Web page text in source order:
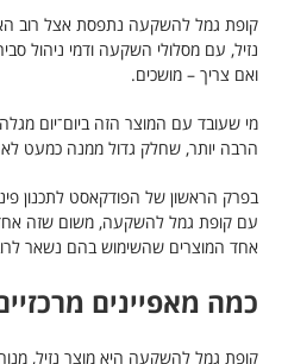
קופת גמל להשקעה נתפסת אצל רוב
נזיל, עם מסלולי השקעה ודמי ניהול
ואם צריך – מושכים.
מי שעובד עם המוצר הזה ביום־יום
הרבה יותר, שחלק גדול ממנה כמעט לא
בפרק הראשון של הפודקאסט לתכנון
עם קופת גמל להשקעה, משום שזה אחד
אחד המוצרים שהשימוש בהם נשאר
כמה מאפיינים
קופת גמל להשקעה היא מוצר נזיל,